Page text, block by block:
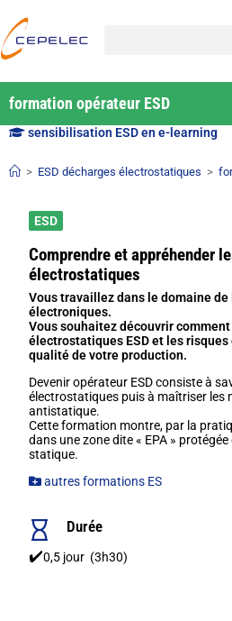
formation opérateur ESD
sensibilisation ESD en e-learning
> ESD décharges électrostatiques >
ESD
Comprendre et appréhender
électrostatiques
Vous travaillez dans le domaine
électroniques.
Vous souhaitez découvrir
électrostatiques ESD et les risques
qualité de votre production.
Devenir opérateur ESD consiste à
électrostatiques puis à maîtriser les
antistatique.
Cette formation montre, par la
dans une zone dite « EPA »
statique.
autres formations ES
Durée
✔️0,5 jour (3h30)